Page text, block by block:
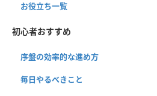
お役立ち一覧
初心者おすすめ
序盤の効率的な進め方
毎日やるべきこと